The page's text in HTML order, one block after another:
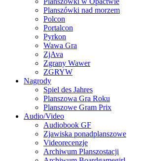
Planszówki nad morzem
Polcon
Portalcon
Pyrkon
Wawa Gra
ZjAva
Zgrany Wawer
ZGRYW
Nagrody
Spiel des Jahres
Planszowa Gra Roku
Planszowe Gram Prix
Audio/Video
Audiobook GF
Zjawiska ponadplanszowe
Videorecenzje
Archiwum Planszostacji